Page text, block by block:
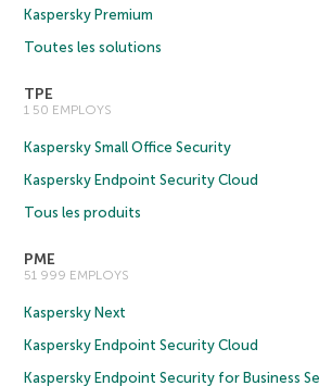
Kaspersky Premium
Toutes les solutions
TPE
1 50 EMPLOYS
Kaspersky Small Office Security
Kaspersky Endpoint Security Cloud
Tous les produits
PME
51 999 EMPLOYS
Kaspersky Next
Kaspersky Endpoint Security Cloud
Kaspersky Endpoint Security for Business